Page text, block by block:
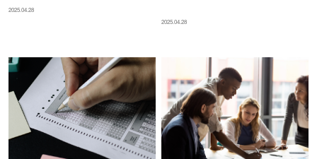
2025.04.28
2025.04.28